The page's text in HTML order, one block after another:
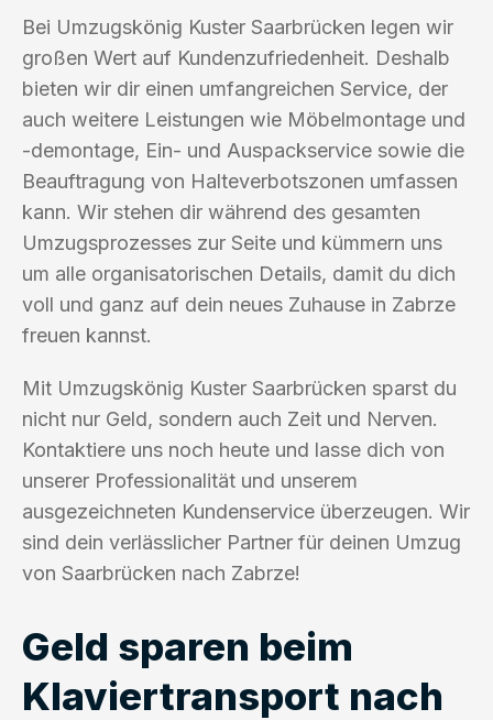
Bei Umzugskönig Kuster Saarbrücken legen wir
großen Wert auf Kundenzufriedenheit. Deshalb
bieten wir dir einen umfangreichen Service, der
auch weitere Leistungen wie Möbelmontage und
-demontage, Ein- und Auspackservice sowie die
Beauftragung von Halteverbotszonen umfassen
kann. Wir stehen dir während des gesamten
Umzugsprozesses zur Seite und kümmern uns
um alle organisatorischen Details, damit du dich
voll und ganz auf dein neues Zuhause in Zabrze
freuen kannst.
Mit Umzugskönig Kuster Saarbrücken sparst du
nicht nur Geld, sondern auch Zeit und Nerven.
Kontaktiere uns noch heute und lasse dich von
unserer Professionalität und unserem
ausgezeichneten Kundenservice überzeugen. Wir
sind dein verlässlicher Partner für deinen Umzug
von Saarbrücken nach Zabrze!
Geld sparen beim
Klaviertransport nach